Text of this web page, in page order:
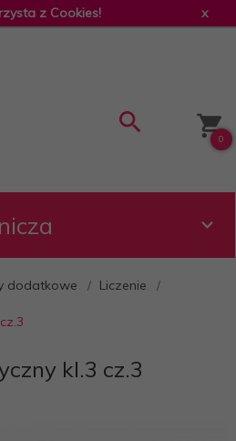
z Cookies! x
0
dodatkowe Liczenie
kl.3 cz.3